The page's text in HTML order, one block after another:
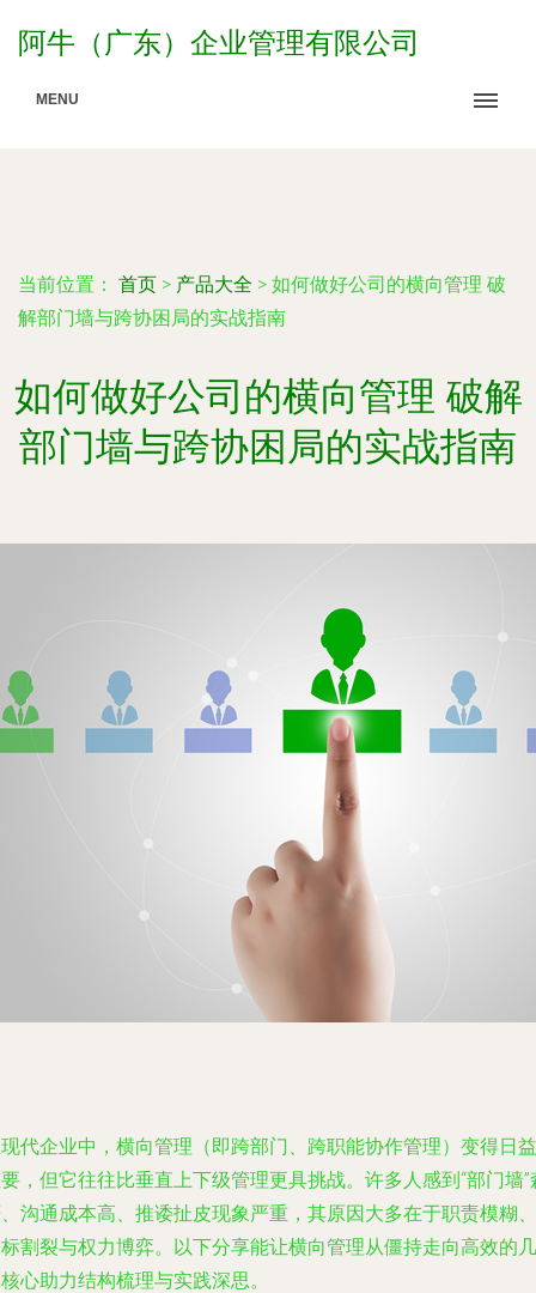
阿牛（广东）企业管理有限公司
MENU
当前位置： 首页 > 产品大全 > 如何做好公司的横向管理 破
解部门墙与跨协困局的实战指南
如何做好公司的横向管理 破解
部门墙与跨协困局的实战指南
代企业中，横向管理（即跨部门、跨职能协作管理）变得日益
，但它往往比垂直上下级管理更具挑战。许多人感到“部门墙”
沟通成本高、推诿扯皮现象严重，其原因大多在于职责模糊、
割裂与权力博弈。以下分享能让横向管理从僵持走向高效的几
心助力结构梳理与实践深思。